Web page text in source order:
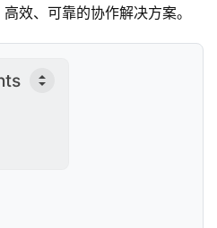
效、可靠的协作解决方案。